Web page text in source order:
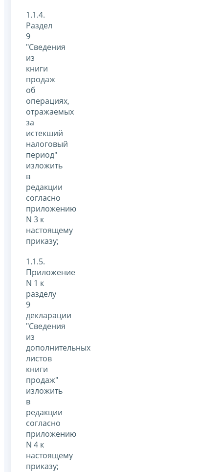
1.1.4.
Раздел
9
"Сведения
из
книги
продаж
об
операциях,
отражаемых
за
истекший
налоговый
период"
изложить
в
редакции
согласно
приложению
N 3 к
настоящему
приказу;
1.1.5.
Приложение
N 1 к
разделу
9
декларации
"Сведения
из
дополнительных
листов
книги
продаж"
изложить
в
редакции
согласно
приложению
N 4 к
настоящему
приказу;